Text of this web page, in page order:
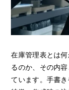
在庫管理表とは
るのか、その内
ています。手書き